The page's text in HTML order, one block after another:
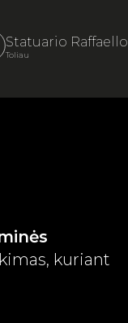
Statuario Raffaello
Toliau
kuriant